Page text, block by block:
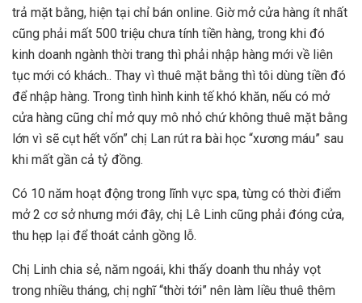
trả mặt bằng, hiện tại chỉ bán online. Giờ mở cửa hàng ít nhất
cũng phải mất 500 triệu chưa tính tiền hàng, trong khi đó
kinh doanh ngành thời trang thì phải nhập hàng mới về liên
tục mới có khách.. Thay vì thuê mặt bằng thì tôi dùng tiền đó
để nhập hàng. Trong tình hình kinh tế khó khăn, nếu có mở
cửa hàng cũng chỉ mở quy mô nhỏ chứ không thuê mặt bằng
lớn vì sẽ cụt hết vốn” chị Lan rút ra bài học “xương máu” sau
khi mất gần cả tỷ đồng.
Có 10 năm hoạt động trong lĩnh vực spa, từng có thời điểm
mở 2 cơ sở nhưng mới đây, chị Lê Linh cũng phải đóng cửa,
thu hẹp lại để thoát cảnh gồng lỗ.
Chị Linh chia sẻ, năm ngoái, khi thấy doanh thu nhảy vọt
trong nhiều tháng, chị nghĩ “thời tới” nên làm liều thuê thêm